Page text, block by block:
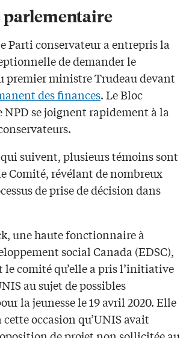
parlementaire
Parti conservateur a entrepris la
de demander le
premier ministre Trudeau devant
des finances. Le Bloc
NPD se joignent rapidement à la
suivent, plusieurs témoins sont
Comité, révélant de nombreux
de prise de décision dans
une haute fonctionnaire à
social Canada (EDSC),
comité qu’elle a pris l’initiative
au sujet de possibles
la jeunesse le 19 avril 2020. Elle
occasion qu’UNIS avait